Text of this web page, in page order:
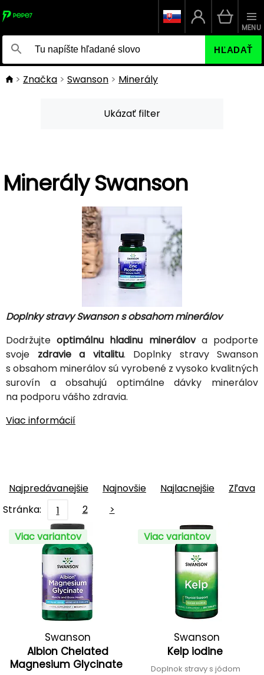
HĽADAŤ
MENU
Značka Swanson Minerály
Ukázať filter
Minerály Swanson
Doplnky stravy Swanson s obsahom minerálov
Dodržujteoptimálnu hladinu minerálova podporte
svoje zdravie a vitalitu. Doplnky stravy Swanson
s obsahom minerálov sú vyrobené z vysoko kvalitných
surovín a obsahujú optimálne dávky minerálov
na podporu vášho zdravia.
Viac informácií
Najpredávanejšie Najnovšie Najlacnejšie
Zľava
Stránka:
1 2
>
Viac variantov
Swanson
Albion Chelated
Magnesium Glycinate
Viac variantov
Swanson
Kelp iodine
Doplnok stravy s jódom